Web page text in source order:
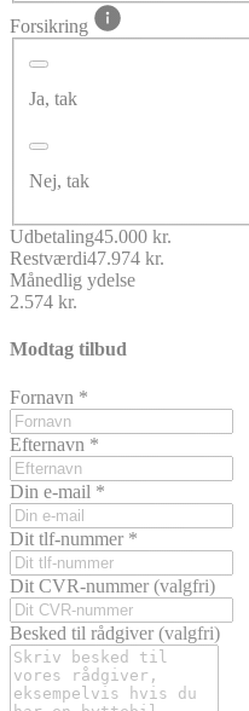
Forsikring
Ja, tak
Nej, tak
Udbetaling45.000 kr.
Restværdi47.974 kr.
Månedlig ydelse
2.574 kr.
Modtag tilbud
Fornavn *
Efternavn *
Din e-mail *
Dit tlf-nummer *
Dit CVR-nummer (valgfri)
Besked til rådgiver (valgfri)